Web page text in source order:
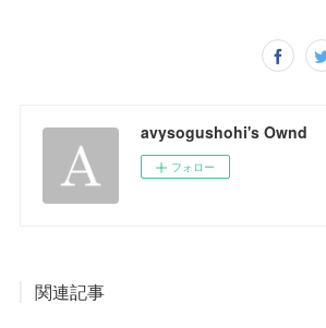
avysogushohi's Ownd
フォロー
関連記事